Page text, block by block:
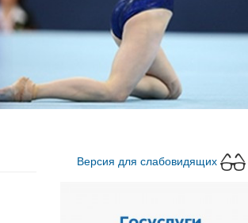
Версия для слабовидящих